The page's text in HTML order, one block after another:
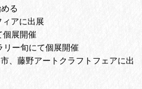
る
アに出展
個展開催
ー旬にて個展開催
藤野アートクラフトフェアに出